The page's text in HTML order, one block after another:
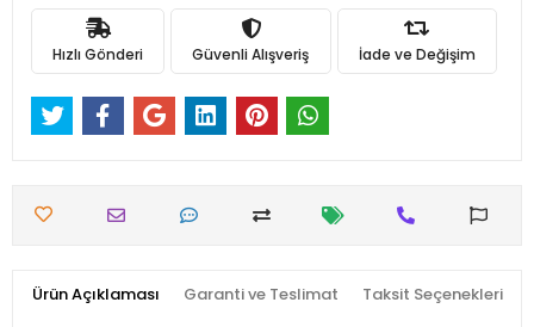
Hızlı Gönderi Güvenli Alışveriş İade ve Değişim
Ürün Açıklaması Garanti ve Teslimat Taksit Seçenekleri